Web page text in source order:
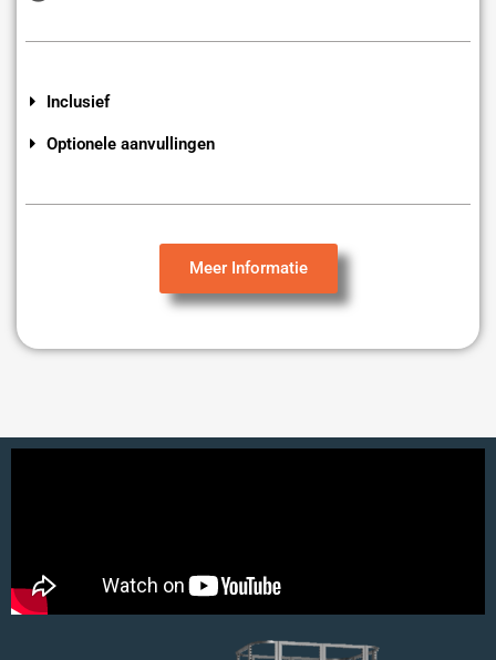
Inclusief
Optionele aanvullingen
Meer Informatie